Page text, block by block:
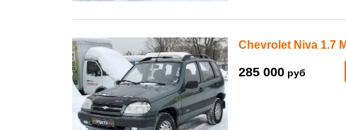
Chevrolet Niva 1.7
285 000 руб